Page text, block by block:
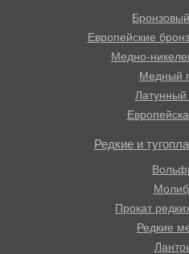
Европейские
Медно-
Медный
Латунный
Редкие и
Прокат
Редкие